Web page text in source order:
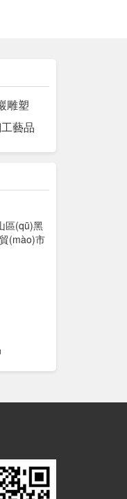
雕塑
藝品
區(qū)黑
(mào)市